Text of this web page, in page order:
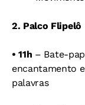
2. Palco Flipelô
•11h – Bate-
encantamento
palavras